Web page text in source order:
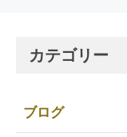
カテゴリー
ブログ